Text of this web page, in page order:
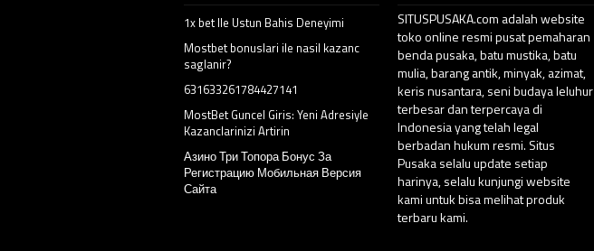
1x bet Ile Ustun Bahis Deneyimi
Mostbet bonuslari ile nasil kazanc
saglanir?
631633261784427141
MostBet Guncel Giris: Yeni Adresiyle
Kazanclarinizi Artirin
Азино Три Топора Бонус За
Регистрацию Мобильная Версия
Сайта
SITUSPUSAKA.com adalah website
toko online resmi pusat pemaharan
benda pusaka, batu mustika, batu
mulia, barang antik, minyak, azimat,
keris nusantara, seni budaya leluhur
terbesar dan terpercaya di
Indonesia yang telah legal
berbadan hukum resmi. Situs
Pusaka selalu update setiap
harinya, selalu kunjungi website
kami untuk bisa melihat produk
terbaru kami.